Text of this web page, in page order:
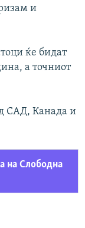
и
ќе бидат
а точниот
САД, Канада и
на Слободна